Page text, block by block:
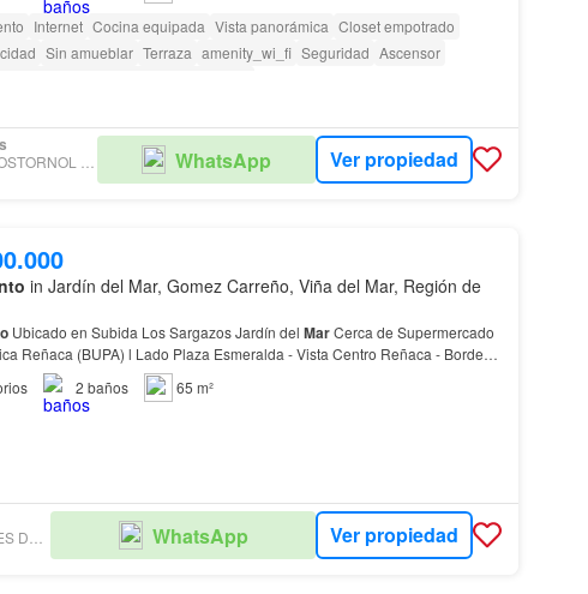
Internet Cocina equipada Vista panorámica Closet empotrado
Sin amueblar Terraza amenity_wi_fi Seguridad Ascensor
SYLVIA OSTORNOL PROPIEDADES WhatsApp Ver propiedad
in Jardín del Mar, Gomez Carreño, Viña del Mar, Región de
Ubicado en Subida Los Sargazos Jardín del MarCerca de Supermercado
Orientación Norponiente (Sol Invierno) - Cone…
2 baños 65 m²
PROPIEDADES DEL VALLE WhatsApp Ver propiedad